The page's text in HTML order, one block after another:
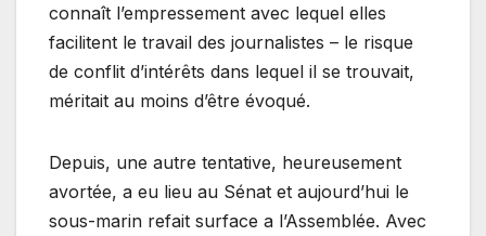
connaît l’empressement avec lequel elles
facilitent le travail des journalistes – le risque
de conflit d’intérêts dans lequel il se trouvait,
méritait au moins d’être évoqué.
Depuis, une autre tentative, heureusement
avortée, a eu lieu au Sénat et aujourd’hui le
sous-marin refait surface a l’Assemblée. Avec